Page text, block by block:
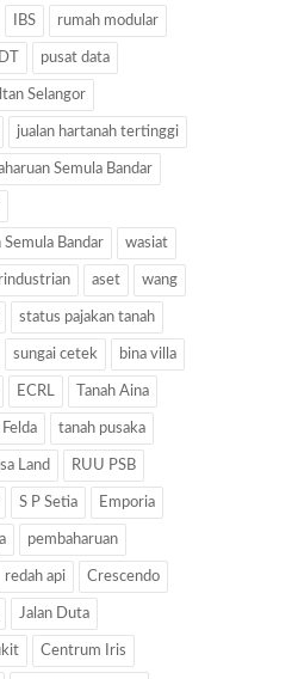
IBS rumah modular
pusat data
Selangor
jualan hartanah tertinggi
Semula Bandar
Semula Bandar wasiat
aset wang
status pajakan tanah
sungai cetek bina villa
ECRL Tanah Aina
tanah pusaka
Land RUU PSB
S P Setia Emporia
pembaharuan
redah api Crescendo
Jalan Duta
Centrum Iris